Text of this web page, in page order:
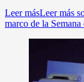
Leer másLeer más
marco de la